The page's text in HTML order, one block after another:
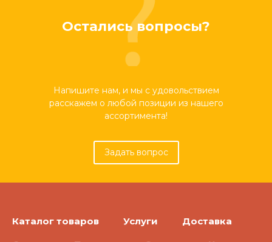
Остались вопросы?
Напишите нам, и мы с удовольствием
расскажем о любой позиции из нашего
ассортимента!
Задать вопрос
Каталог товаров Услуги Доставка